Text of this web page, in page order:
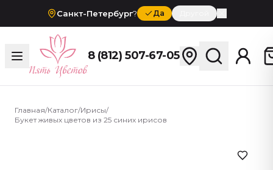
Санкт-Петербург? Да
8 (812) 507-67-05
Главная/Каталог/Ирисы/
Букет живых цветов из 25 синих ирисов